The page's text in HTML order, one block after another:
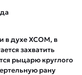
в духе XCOM, в
захватить
рыцарю круглого
рану